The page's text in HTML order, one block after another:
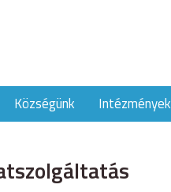
Községünk Intézmények